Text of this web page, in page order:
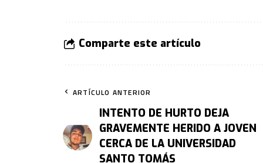
Comparte este artículo
ARTÍCULO ANTERIOR
INTENTO DE HURTO DEJA
GRAVEMENTE HERIDO A JOVEN
CERCA DE LA UNIVERSIDAD
SANTO TOMÁS